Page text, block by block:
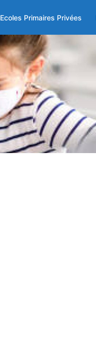
Ecoles Primaires Privées